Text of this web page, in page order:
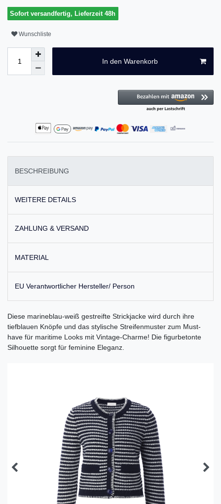
Sofort versandfertig, Lieferzeit 48h
Wunschliste
In den Warenkorb
BESCHREIBUNG
WEITERE DETAILS
ZAHLUNG & VERSAND
MATERIAL
EU Verantwortlicher Hersteller/ Person
Diese marineblau-weiß gestreifte Strickjacke wird durch ihre
tiefblauen Knöpfe und das stylische Streifenmuster zum Must-
have für maritime Looks mit Vintage-Charme! Die figurbetonte
Silhouette sorgt für feminine Eleganz.